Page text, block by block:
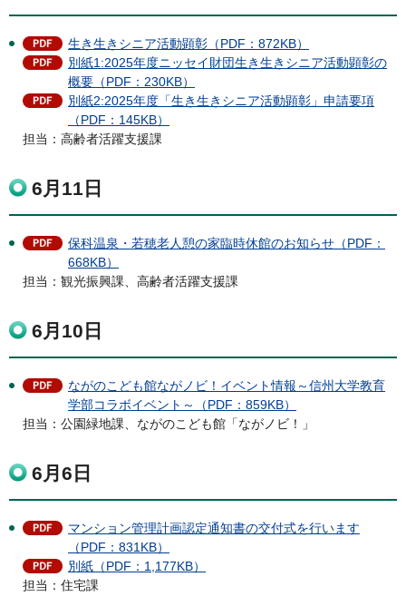
生き生きシニア活動顕彰（PDF：872KB）
別紙1:2025年度ニッセイ財団生き生きシニア活動顕彰の
概要（PDF：230KB）
別紙2:2025年度「生き生きシニア活動顕彰」申請要項
（PDF：145KB）
担当：高齢者活躍支援課
6月11日
保科温泉・若穂老人憩の家臨時休館のお知らせ（PDF：
668KB）
担当：観光振興課、高齢者活躍支援課
6月10日
ながのこども館ながノビ！イベント情報～信州大学教育
学部コラボイベント～（PDF：859KB）
担当：公園緑地課、ながのこども館「ながノビ！」
6月6日
マンション管理計画認定通知書の交付式を行います
（PDF：831KB）
別紙（PDF：1,177KB）
担当：住宅課